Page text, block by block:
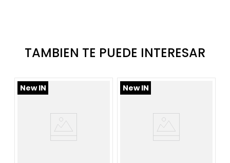
TAMBIEN TE PUEDE INTERESAR
New IN New IN